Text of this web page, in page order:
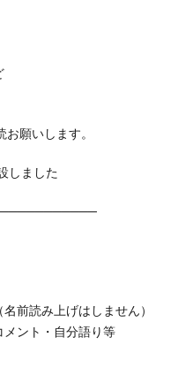
願いします。
しました
前読み上げはしません）
ント・自分語り等